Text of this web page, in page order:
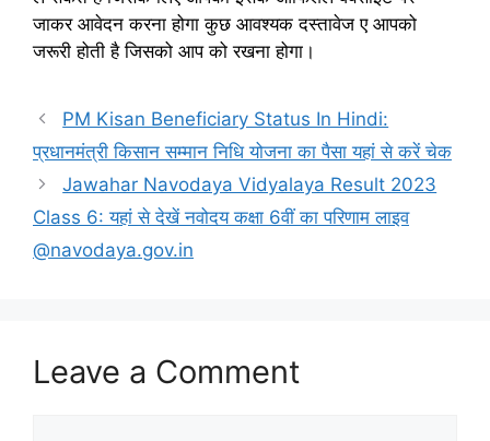
जाकर आवेदन करना होगा कुछ आवश्यक दस्तावेज ए आपको
जरूरी होती है जिसको आप को रखना होगा।
PM Kisan Beneficiary Status In Hindi:
प्रधानमंत्री किसान सम्मान निधि योजना का पैसा यहां से करें चेक
Jawahar Navodaya Vidyalaya Result 2023
Class 6: यहां से देखें नवोदय कक्षा 6वीं का परिणाम लाइव
@navodaya.gov.in
Leave a Comment